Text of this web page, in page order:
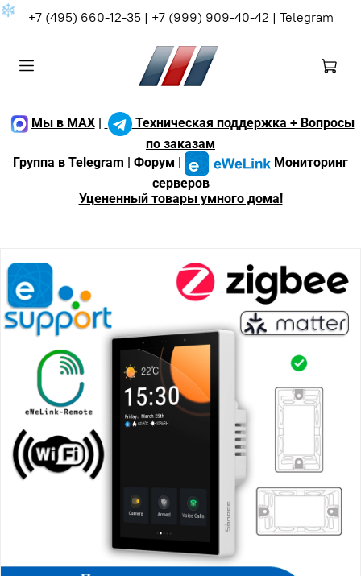
❄ +7 (495) 660-12-35| +7 (999) 909-40-42 | Telegram
Мы в MAX|
Техническая поддержка + Вопросы
по заказам
Группа в Telegram
Форум
Мониторинг
серверов
Уцененный товары умного дома!